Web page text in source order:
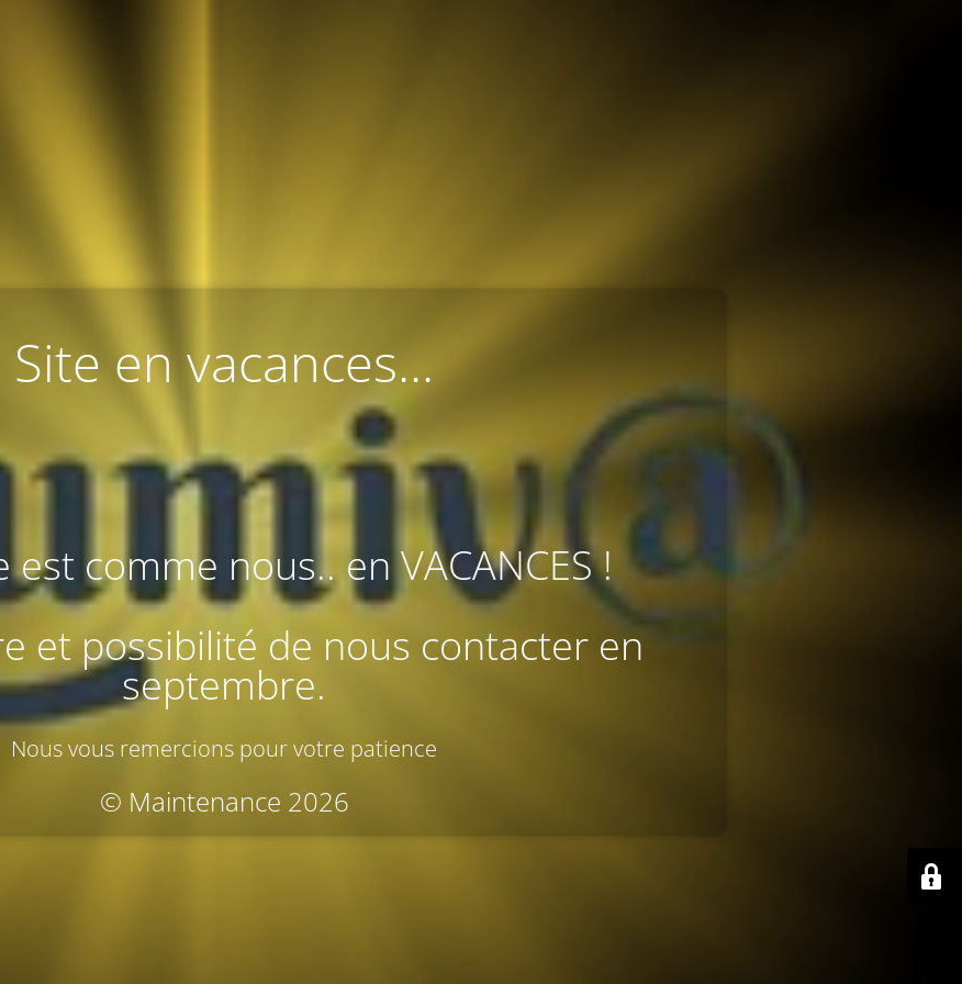
Site en vacances...
comme nous.. en VACANCES !
et possibilité de nous contacter en
septembre.
Nous vous remercions pour votre patience
© Maintenance 2026